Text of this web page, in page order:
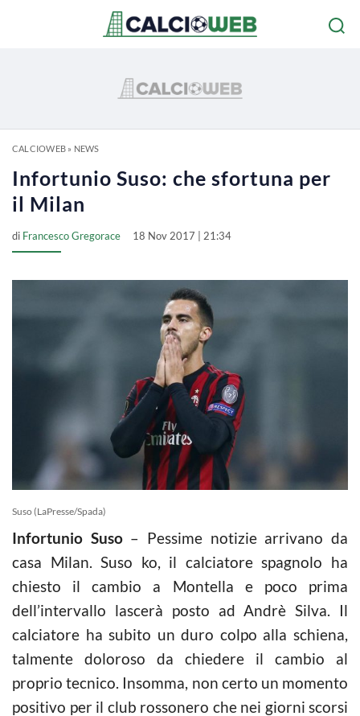
CALCIOWEB» NEWS
Infortunio Suso: che sfortuna per
il Milan
di Francesco Gregorace 18 Nov 2017 | 21:34
Suso (LaPresse/Spada)
Infortunio Suso– Pessime notizie arrivano da
casa Milan. Suso ko, il calciatore spagnolo ha
chiesto il cambio a Montella e poco prima
dell’intervallo lascerà posto ad Andrè Silva. Il
calciatore ha subito un duro colpo alla schiena,
talmente doloroso da chiedere il cambio al
proprio tecnico. Insomma, non certo un momento
positivo per il club rossonero che nei giorni scorsi